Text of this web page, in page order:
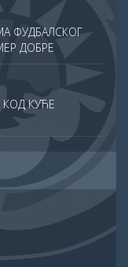
ФУДБАЛСКОГ
ДОБРЕ
КУЋЕ
ХРАМА